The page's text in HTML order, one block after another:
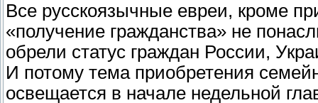
Все русскоязычные евреи, кроме
«получение гражданства» не
обрели статус граждан России,
И потому тема приобретения
освещается в начале недельной